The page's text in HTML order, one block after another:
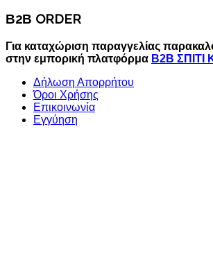
Β2Β ORDER
Για καταχώριση παραγγελίας
στην εμπορική πλατφόρμα B2B ΣΠΙΤΙ
Δήλωση Απορρήτου
Όροι Χρήσης
Επικοινωνία
Εγγύηση